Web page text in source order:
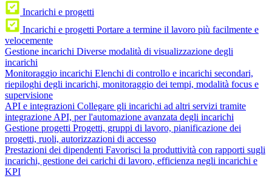
Incarichi e progetti
Incarichi e progetti Portare a termine il lavoro più facilmente e
velocemente
Gestione incarichi Diverse modalità di visualizzazione degli
incarichi
Monitoraggio incarichi Elenchi di controllo e incarichi secondari,
riepiloghi degli incarichi, monitoraggio dei tempi, modalità focus e
supervisione
API e integrazioni Collegare gli incarichi ad altri servizi tramite
integrazione API, per l'automazione avanzata degli incarichi
Gestione progetti Progetti, gruppi di lavoro, pianificazione dei
progetti, ruoli, autorizzazioni di accesso
Prestazioni dei dipendenti Favorisci la produttività con rapporti sugli
incarichi, gestione dei carichi di lavoro, efficienza negli incarichi e
KPI